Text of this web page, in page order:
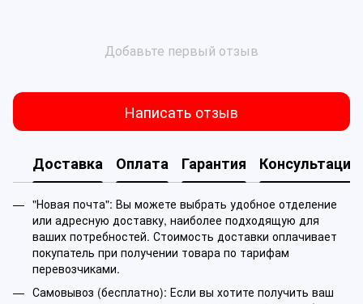
Добавьте первый отзыв
Написать отзыв
Доставка Оплата Гарантия Консультация
"Новая почта": Вы можете выбрать удобное отделение
или адресную доставку, наиболее подходящую для
ваших потребностей. Стоимость доставки оплачивает
покупатель при получении товара по тарифам
перевозчиками.
Самовывоз (бесплатно): Если вы хотите получить ваш